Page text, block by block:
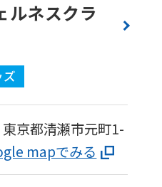
ルネスクラ
ズ
東京都清瀬市元町1-
mapでみる